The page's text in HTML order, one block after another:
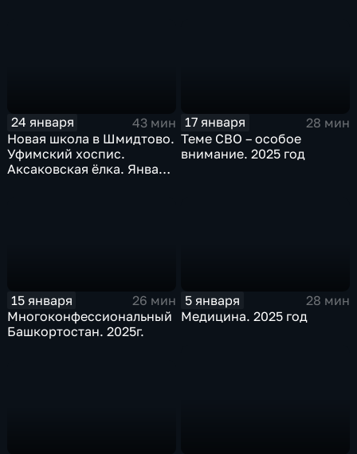
24 января
43 мин
Новая школа в Шмидтово.
Уфимский хоспис.
Аксаковская ёлка. Январь
17 января
28 мин
Теме СВО – особое
внимание. 2025 год
15 января
26 мин
Многоконфессиональный
Башкортостан. 2025г.
5 января
28 мин
Медицина. 2025 год